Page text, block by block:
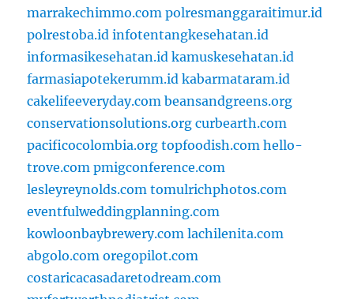
marrakechimmo.com polresmanggaraitimur.id
polrestoba.id infotentangkesehatan.id
informasikesehatan.id kamuskesehatan.id
farmasiapotekerumm.id kabarmataram.id
cakelifeeveryday.com beansandgreens.org
conservationsolutions.org curbearth.com
pacificocolombia.org topfoodish.com hello-
trove.com pmigconference.com
lesleyreynolds.com tomulrichphotos.com
eventfulweddingplanning.com
kowloonbaybrewery.com lachilenita.com
abgolo.com oregopilot.com
costaricacasadaretodream.com